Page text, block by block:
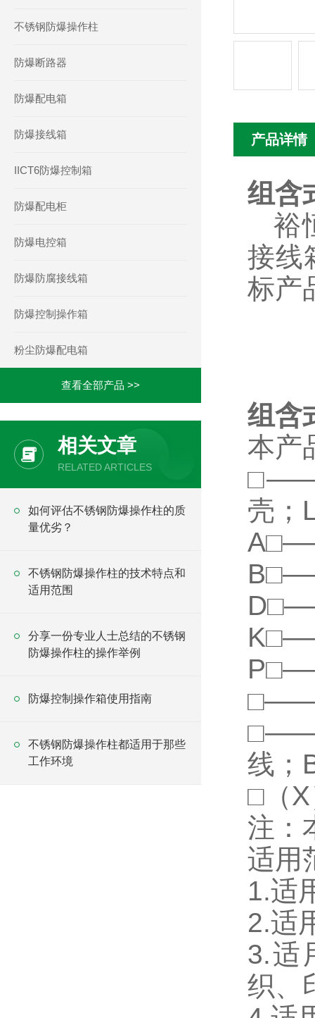
不锈钢防爆操作柱
防爆断路器
防爆配电箱
防爆接线箱
IICT6防爆控制箱
防爆配电柜
防爆电控箱
防爆防腐接线箱
防爆控制操作箱
粉尘防爆配电箱
查看全部产品 >>
相关文章
RELATED ARTICLES
如何评估不锈钢防爆操作柱的质
量优劣？
不锈钢防爆操作柱的技术特点和
适用范围
分享一份专业人士总结的不锈钢
防爆操作柱的操作举例
防爆控制操作箱使用指南
不锈钢防爆操作柱都适用于那些
工作环境
产品详情
组含
裕
接线
标产
组含
本产
壳；
□——
□——
线；
□（
注：
适用
1.适
2.适
3.适
织、